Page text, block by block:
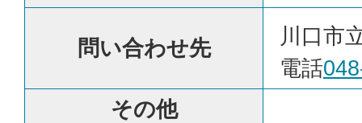
問い合わせ先
川口市
電話
その他